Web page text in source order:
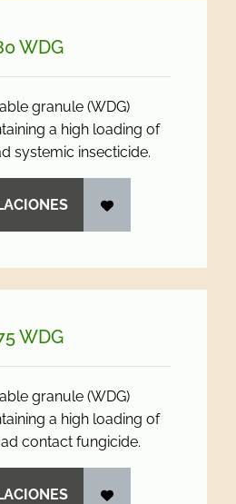
WDG
granule (WDG)
a high loading of
systemic insecticide.
WDG
granule (WDG)
a high loading of
contact fungicide.